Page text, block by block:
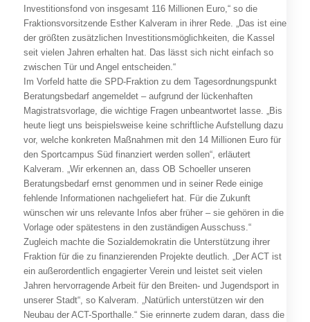
Investitionsfond von insgesamt 116 Millionen Euro,“ so die
Fraktionsvorsitzende Esther Kalveram in ihrer Rede. „Das ist eine
der größten zusätzlichen Investitionsmöglichkeiten, die Kassel
seit vielen Jahren erhalten hat. Das lässt sich nicht einfach so
zwischen Tür und Angel entscheiden.“
Im Vorfeld hatte die SPD-Fraktion zu dem Tagesordnungspunkt
Beratungsbedarf angemeldet – aufgrund der lückenhaften
Magistratsvorlage, die wichtige Fragen unbeantwortet lasse. „Bis
heute liegt uns beispielsweise keine schriftliche Aufstellung dazu
vor, welche konkreten Maßnahmen mit den 14 Millionen Euro für
den Sportcampus Süd finanziert werden sollen“, erläutert
Kalveram. „Wir erkennen an, dass OB Schoeller unseren
Beratungsbedarf ernst genommen und in seiner Rede einige
fehlende Informationen nachgeliefert hat. Für die Zukunft
wünschen wir uns relevante Infos aber früher – sie gehören in die
Vorlage oder spätestens in den zuständigen Ausschuss.“
Zugleich machte die Sozialdemokratin die Unterstützung ihrer
Fraktion für die zu finanzierenden Projekte deutlich. „Der ACT ist
ein außerordentlich engagierter Verein und leistet seit vielen
Jahren hervorragende Arbeit für den Breiten- und Jugendsport in
unserer Stadt“, so Kalveram. „Natürlich unterstützen wir den
Neubau der ACT-Sporthalle.“ Sie erinnerte zudem daran, dass die